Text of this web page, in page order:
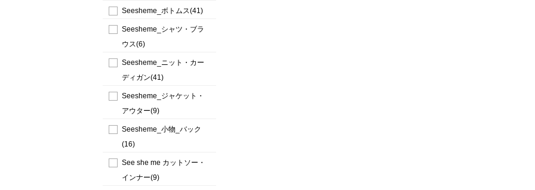
Seesheme_ボトムス(41)
Seesheme_シャツ・ブラ
ウス(6)
Seesheme_ニット・カー
ディガン(41)
Seesheme_ジャケット・
アウター(9)
Seesheme_小物_バック
(16)
See she me カットソー・
インナー(9)